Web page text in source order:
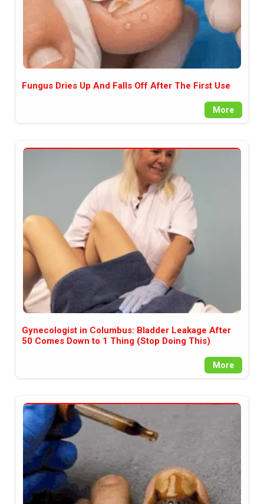
Fungus Dries Up And Falls Off After The First Use
More
Gynecologist in Columbus: Bladder Leakage After
50 Comes Down to 1 Thing (Stop Doing This)
More